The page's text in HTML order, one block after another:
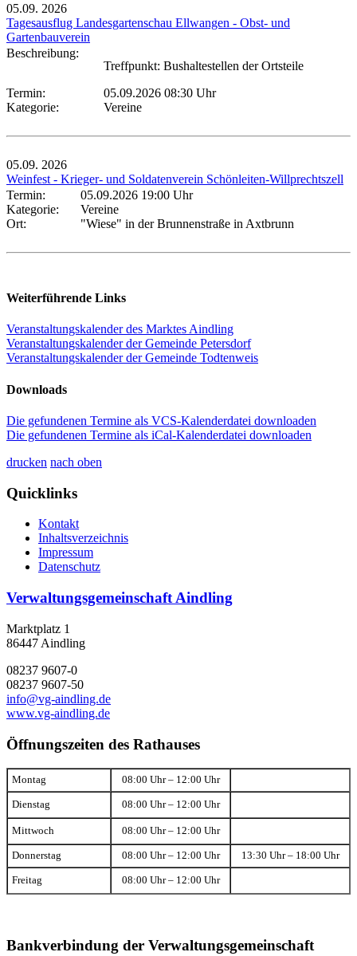
05.09. 2026
Tagesausflug Landesgartenschau Ellwangen - Obst- und
Gartenbauverein
Beschreibung:
Treffpunkt: Bushaltestellen der Ortsteile
Termin:
05.09.2026 08:30 Uhr
Kategorie:
Vereine
05.09. 2026
Weinfest - Krieger- und Soldatenverein Schönleiten-Willprechtszell
Termin:
05.09.2026 19:00 Uhr
Kategorie:
Vereine
Ort:
"Wiese" in der Brunnenstraße in Axtbrunn
Weiterführende Links
Veranstaltungskalender des Marktes Aindling
Veranstaltungskalender der Gemeinde Petersdorf
Veranstaltungskalender der Gemeinde Todtenweis
Downloads
Die gefundenen Termine als VCS-Kalenderdatei downloaden
Die gefundenen Termine als iCal-Kalenderdatei downloaden
drucken nach oben
Quicklinks
Kontakt
Inhaltsverzeichnis
Impressum
Datenschutz
Verwaltungsgemeinschaft Aindling
Marktplatz 1
86447 Aindling
08237 9607-0
08237 9607-50
info@vg-aindling.de
www.vg-aindling.de
Öffnungszeiten des Rathauses
Montag 08:00 Uhr – 12:00 Uhr
Dienstag 08:00 Uhr – 12:00 Uhr
Mittwoch 08:00 Uhr – 12:00 Uhr
Donnerstag 08:00 Uhr – 12:00 Uhr 13:30 Uhr – 18:00 Uhr
Freitag 08:00 Uhr – 12:00 Uhr
Bankverbindung der Verwaltungsgemeinschaft